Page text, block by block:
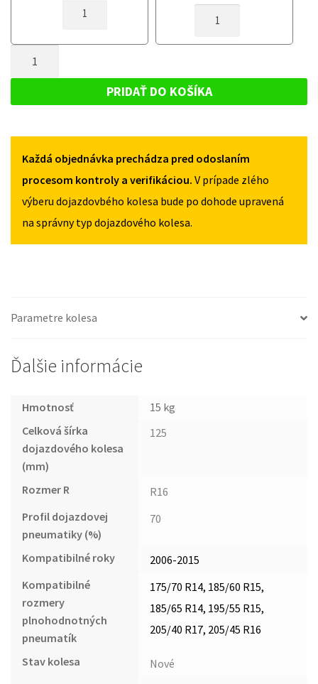
DOJAZDOVÉ
SKODA
2006-
125/70R16
DOJAZDOVÉ
2006-
2015
SKODA
2015
125/70R16
5X100
PRIDAŤ DO KOŠÍKA
Každá objednávka prechádza pred odoslaním
procesom kontroly a verifikáciou. V prípade zlého
výberu dojazdovbého kolesa bude po dohode upravená
na správny typ dojazdového kolesa.
Parametre kolesa
Ďalšie informácie
Hmotnosť
15 kg
Celková šírka
dojazdového kolesa
(mm)
125
Rozmer R
R16
Profil dojazdovej
pneumatiky (%)
70
Kompatibilné roky
2006-2015
Kompatibilné
rozmery
plnohodnotných
pneumatík
175/70 R14, 185/60 R15,
185/65 R14, 195/55 R15,
205/40 R17, 205/45 R16
Stav kolesa
Nové